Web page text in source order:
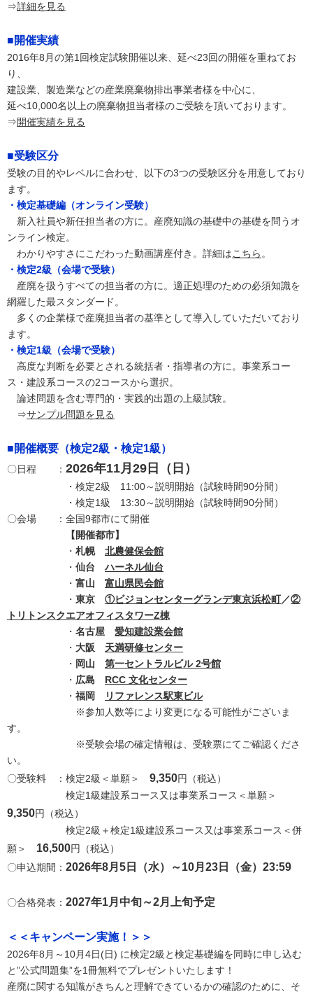
⇒詳細を見る
■開催実績
2016年8月の第1回検定試験開催以来、延べ23回の開催を重ねてお
り、
建設業、製造業などの産業廃棄物排出事業者様を中心に、
延べ10,000名以上の廃棄物担当者様のご受験を頂いております。
⇒開催実績を見る
■受験区分
受験の目的やレベルに合わせ、以下の3つの受験区分を用意しており
ます。
・検定基礎編（オンライン受験）
新入社員や新任担当者の方に。産廃知識の基礎中の基礎を問うオ
ンライン検定。
わかりやすさにこだわった動画講座付き。詳細はこちら。
・検定2級（会場で受験）
産廃を扱うすべての担当者の方に。適正処理のための必須知識を
網羅した最スタンダード。
多くの企業様で産廃担当者の基準として導入していただいており
ます。
・検定1級（会場で受験）
高度な判断を必要とされる統括者・指導者の方に。事業系コー
ス・建設系コースの2コースから選択。
論述問題を含む専門的・実践的出題の上級試験。
⇒サンプル問題を見る
■開催概要（検定2級・検定1級）
〇日程 ： 2026年11月29日（日）
・検定2級 11:00～説明開始（試験時間90分間）
・検定1級 13:30～説明開始（試験時間90分間）
〇会場 ：全国9都市にて開催
【開催都市】
・ 札幌 北農健保会館
・ 仙台ハーネル仙台
・ 富山 富山県民会館
・ 東京 ①ビジョンセンターグランデ東京浜松町／②
トリトンスクエアオフィスタワーZ棟
・ 名古屋 愛知建設業会館
・ 大阪 天満研修センター
・ 岡山 第一セントラルビル 2号館
・ 広島 RCC 文化センター
・ 福岡
リファレンス駅東ビル
※参加人数等により変更になる可能性がございま
す。
※受験会場の確定情報は、受験票にてご確認くださ
い。
〇受験料 ：検定2級＜単願＞ 9,350円（税込）
検定1級建設系コース又は事業系コース＜単願＞
9,350円（税込）
検定2級＋検定1級建設系コース又は事業系コース＜併
願＞ 16,500円（税込）
〇申込期間： 2026年8月5日（水）～10月23日（金）23:59
〇合格発表： 2027年1月中旬～2月上旬予定
＜＜キャンペーン実施！＞＞
2026年8月～10月4日(日) に検定2級と検定基礎編を同時に申し込む
と”公式問題集”を1冊無料でプレゼントいたします！
産廃に関する知識がきちんと理解できているかの確認のために、そ